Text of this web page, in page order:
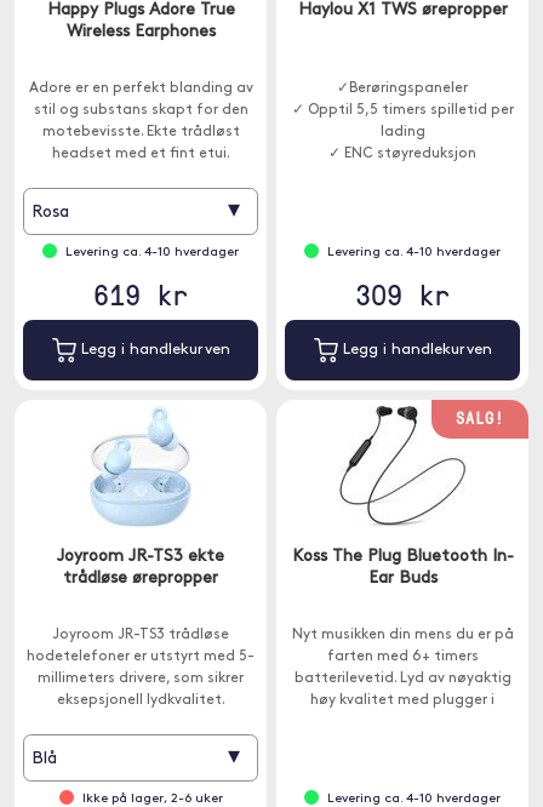
Happy Plugs Adore True
Wireless Earphones
Adore er en perfekt blanding av
stil og substans skapt for den
motebevisste. Ekte trådløst
headset med et fint etui.
Rosa ▾
Levering ca. 4-10 hverdager
619 kr
Legg i handlekurven
Haylou X1 TWS ørepropper
✓Berøringspaneler
✓ Opptil 5,5 timers spilletid per
lading
✓ ENC støyreduksjon
Levering ca. 4-10 hverdager
309 kr
Legg i handlekurven
Joyroom JR-TS3 ekte
trådløse ørepropper
Joyroom JR-TS3 trådløse
hodetelefoner er utstyrt med 5-
millimeters drivere, som sikrer
eksepsjonell lydkvalitet.
Blå ▾
Ikke på lager, 2-6 uker
SALG!
Koss The Plug Bluetooth In-
Ear Buds
Nyt musikken din mens du er på
farten med 6+ timers
batterilevetid. Lyd av nøyaktig
høy kvalitet med plugger i
Levering ca. 4-10 hverdager